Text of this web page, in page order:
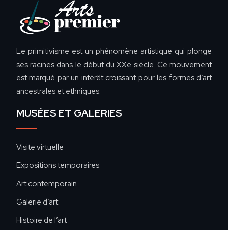
Le primitivisme est un phénomène artistique qui plonge
ses racines dans le début du XXe siècle. Ce mouvement
est marqué par un intérêt croissant pour les formes d’art
ancestrales et ethniques.
MUSÉES ET GALERIES
Visite virtuelle
Expositions temporaires
Art contemporain
Galerie d’art
Histoire de l’art